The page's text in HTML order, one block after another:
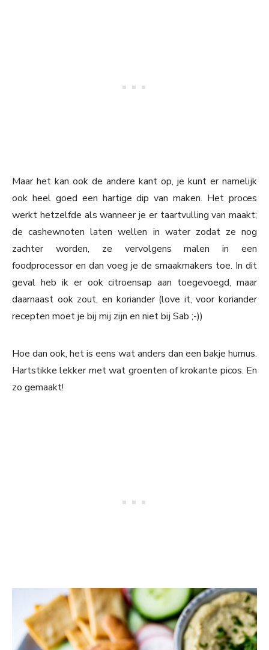
Maar het kan ook de andere kant op, je kunt er namelijk
ook heel goed een hartige dip van maken. Het proces
werkt hetzelfde als wanneer je er taartvulling van maakt;
de cashewnoten laten wellen in water zodat ze nog
zachter worden, ze vervolgens malen in een
foodprocessor en dan voeg je de smaakmakers toe. In dit
geval heb ik er ook citroensap aan toegevoegd, maar
daarnaast ook zout, en koriander (love it, voor koriander
recepten moet je bij mij zijn en niet bij Sab ;-))
Hoe dan ook, het is eens wat anders dan een bakje humus.
Hartstikke lekker met wat groenten of krokante picos. En
zo gemaakt!